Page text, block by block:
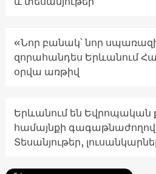
«Նոր բանակ՝ նոր
զորահանդես Երևանում
օրվա առթիվ
Երևանում են
համայնքի
Տեսանյութեր,